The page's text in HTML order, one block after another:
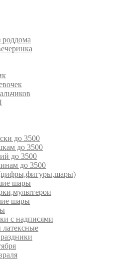
до 3500
до 3500
до 3500
до 3500
шары
шары
с надписями